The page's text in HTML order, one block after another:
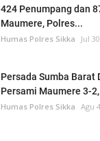
424 Penumpang dan
Maumere, Polres...
Humas Polres Sikka Jul
Persada Sumba Barat
Persami Maumere 3-
Humas Polres Sikka Agu